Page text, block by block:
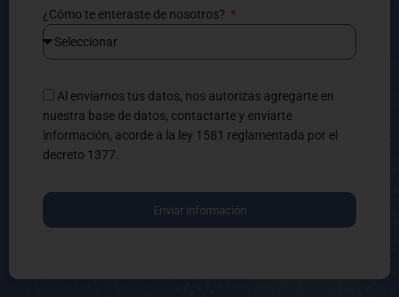
¿Cómo te enteraste de nosotros?
Al enviarnos tus datos, nos autorizas agregarte en
nuestra base de datos, contactarte y enviarte
información, acorde a la ley 1581 reglamentada por el
decreto 1377.
Enviar información